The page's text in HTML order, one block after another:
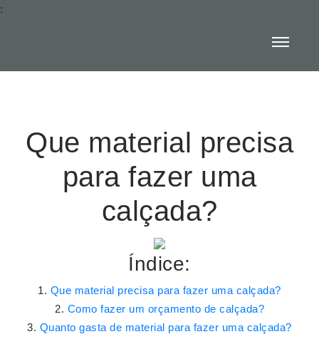
:
Que material precisa
para fazer uma
calçada?
Índice:
Que material precisa para fazer uma calçada?
Como fazer um orçamento de calçada?
Quanto gasta de material para fazer uma calçada?